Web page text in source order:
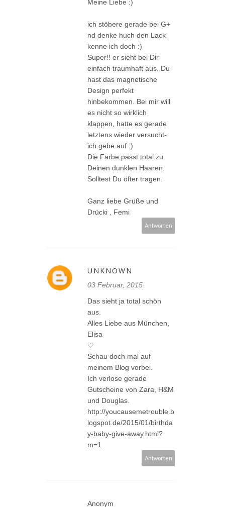
Meine Liebe :)
ich stöbere gerade bei G+
nd denke huch den Lack
kenne ich doch :)
Super!! er sieht bei Dir
einfach traumhaft aus. Du
hast das magnetische
Design perfekt
hinbekommen. Bei mir will
es nicht so wirklich
klappen, hatte es gerade
letztens wieder versucht-
ich gebe auf :)
Die Farbe passt total zu
Deinen dunklen Haaren.
Solltest Du öfter tragen.
Ganz liebe Grüße und
Drücki , Femi
Antworten
UNKNOWN
03 Februar, 2015
Das sieht ja total schön
aus.
Alles Liebe aus München,
Elisa
♡
Schau doch mal auf
meinem Blog vorbei.
Ich verlose gerade
Gutscheine von Zara, H&M
und Douglas.
http://youcausemetrouble.b
logspot.de/2015/01/birthda
y-baby-give-away.html?
m=1
Antworten
Anonym